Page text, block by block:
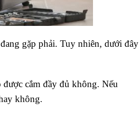
gặp phải. Tuy nhiên, dưới đây
cắm đầy đủ không. Nếu
không.